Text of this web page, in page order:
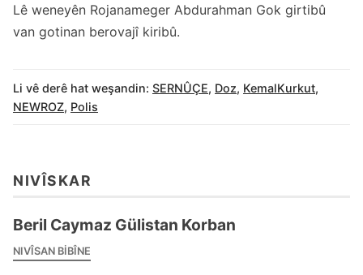
Lê weneyên Rojanameger Abdurahman Gok girtibû
van gotinan berovajî kiribû.
Li vê derê hat weşandin: SERNÛÇE, Doz, KemalKurkut,
NEWROZ, Polis
NIVÎSKAR
Beril Caymaz Gülistan Korban
NIVÎSAN BIBÎNE